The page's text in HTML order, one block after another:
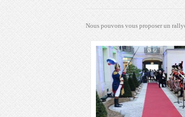
Nous pouvons vous proposer un